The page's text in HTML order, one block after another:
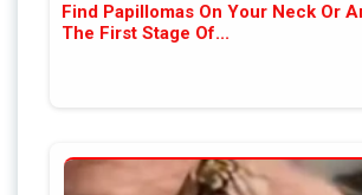
Find Papillomas On Your Neck Or
The First Stage Of...